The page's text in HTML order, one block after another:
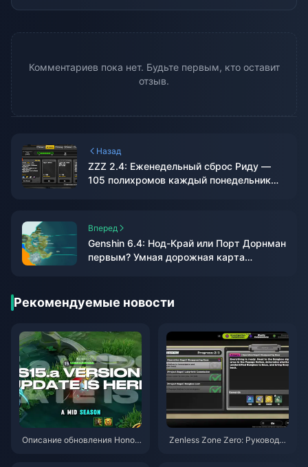
Комментариев пока нет. Будьте первым, кто оставит
отзыв.
Назад
ZZZ 2.4: Еженедельный сброс Риду —
105 полихромов каждый понедельник
Вперед
Genshin 6.4: Нод-Край или Порт Дорнман
первым? Умная дорожная карта
Рекомендуемые новости
Описание обновления Honor
Zenless Zone Zero: Руководст